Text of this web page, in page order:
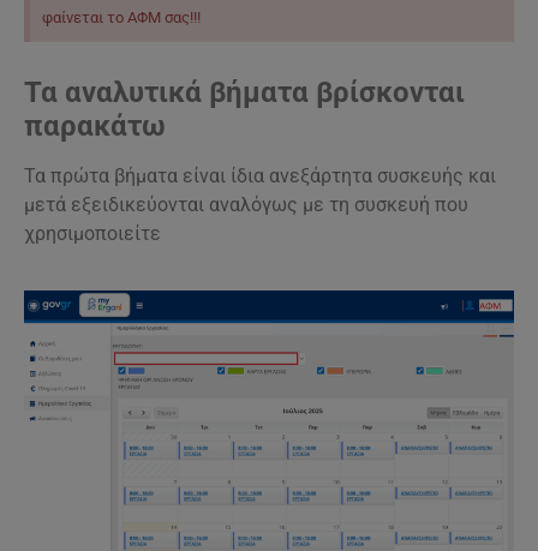
φαίνεται το ΑΦΜ σας!!!
Τα αναλυτικά βήματα βρίσκονται
παρακάτω
Τα πρώτα βήματα είναι ίδια ανεξάρτητα συσκευής και
μετά εξειδικεύονται αναλόγως με τη συσκευή που
χρησιμοποιείτε